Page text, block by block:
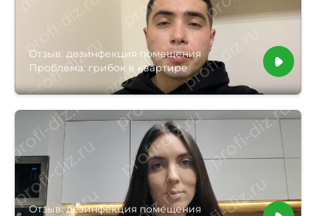
Отзыв: дезинфекция помещения
Проблема: грибок в квартире
Отзыв: дезинфекция помещения